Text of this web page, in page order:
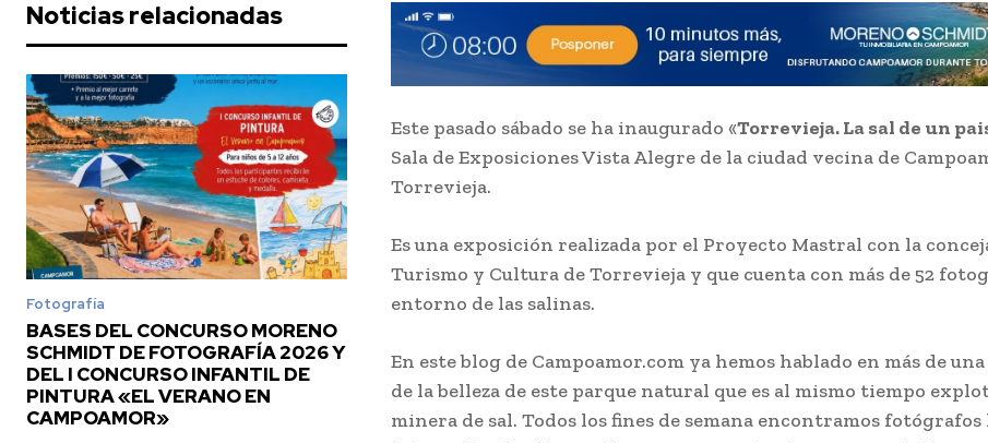
Noticias relacionadas
Fotografía
BASES DEL CONCURSO MORENO
SCHMIDT DE FOTOGRAFÍA 2026 Y
DEL I CONCURSO INFANTIL DE
PINTURA «EL VERANO EN
CAMPOAMOR»
Este pasado sábado se ha inaugurado «Torrevieja. La sal de un
Sala de Exposiciones Vista Alegre de la ciudad vecina de
Torrevieja.
Es una exposición realizada por el Proyecto Mastral con la
Turismo y Cultura de Torrevieja y que cuenta con más de 52
entorno de las salinas.
En este blog de Campoamor.com ya hemos hablado en más de
de la belleza de este parque natural que es al mismo tiempo
minera de sal. Todos los fines de semana encontramos